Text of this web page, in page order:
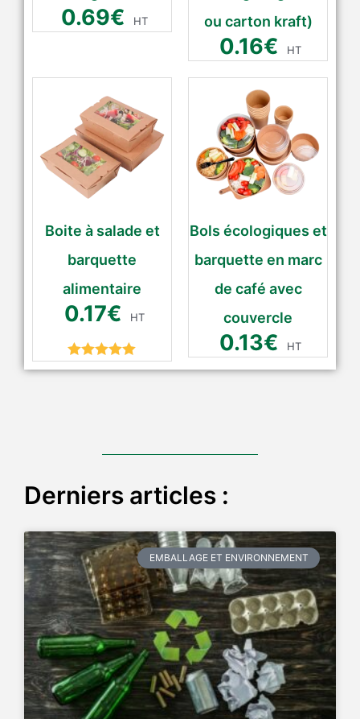
0.69€ HT
ou carton kraft)
0.16€ HT
Boite à salade et
barquette
alimentaire
0.17€ HT
Rated5.00
Bols écologiques et
barquette en marc
de café avec
couvercle
0.13€ HT
Derniers articles :
EMBALLAGE ET ENVIRONNEMENT